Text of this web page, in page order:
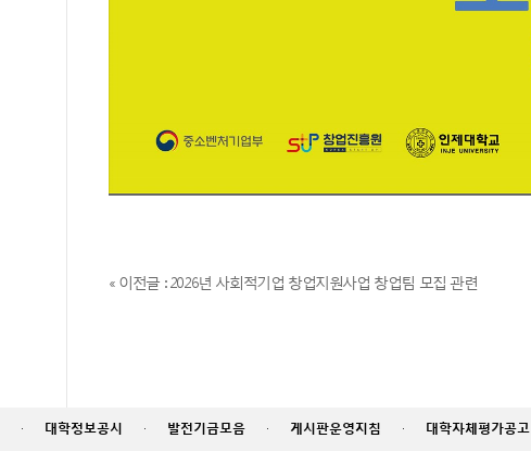
« 이전글 : 2026년 사회적기업 창업지원사업 창업팀 모집 관련
· 대학정보공시 · 발전기금모음 · 게시판운영지침 · 대학자체평가공고